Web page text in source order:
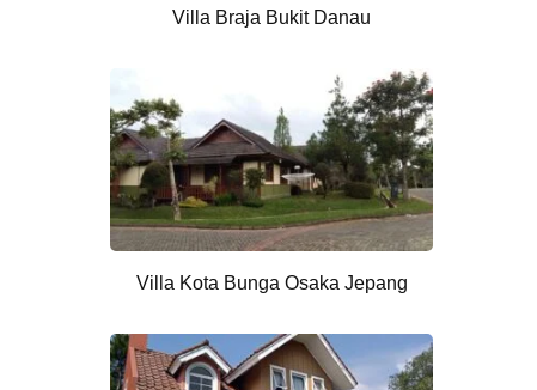
Villa Braja Bukit Danau
Villa Kota Bunga Osaka Jepang